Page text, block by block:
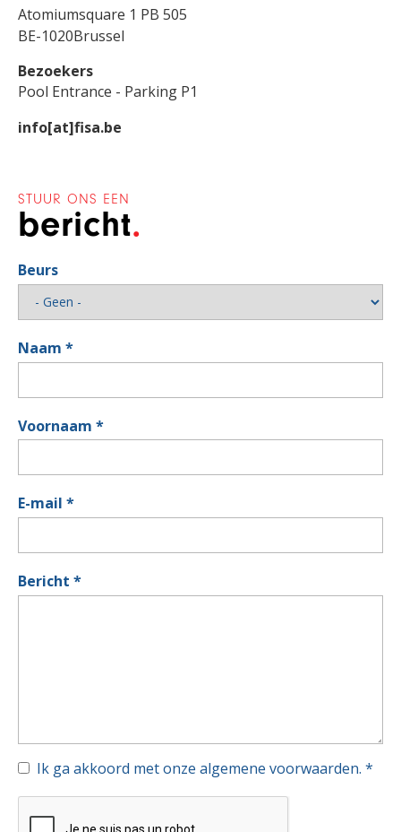
Atomiumsquare 1 PB 505
BE-1020Brussel
Bezoekers
Pool Entrance - Parking P1
info[at]fisa.be
STUUR ONS EEN
bericht
Beurs
Naam *
Voornaam *
E-mail *
Bericht *
Ik ga akkoord met onze algemene voorwaarden. *